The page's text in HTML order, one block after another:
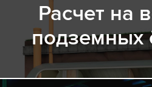
Расчет на
подземных